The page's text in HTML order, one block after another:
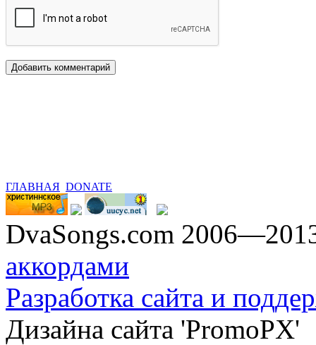
ГЛАВНАЯ DONATE
DvaSongs.com
аккордами
Разработка сайта и
Дизайна сайта 'PromoPX'